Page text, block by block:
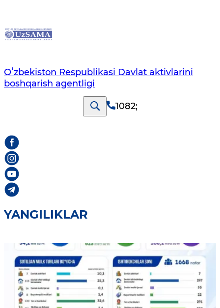
Oʻzbekiston Respublikasi Davlat aktivlarini
boshqarish agentligi
1082;
YANGILIKLAR